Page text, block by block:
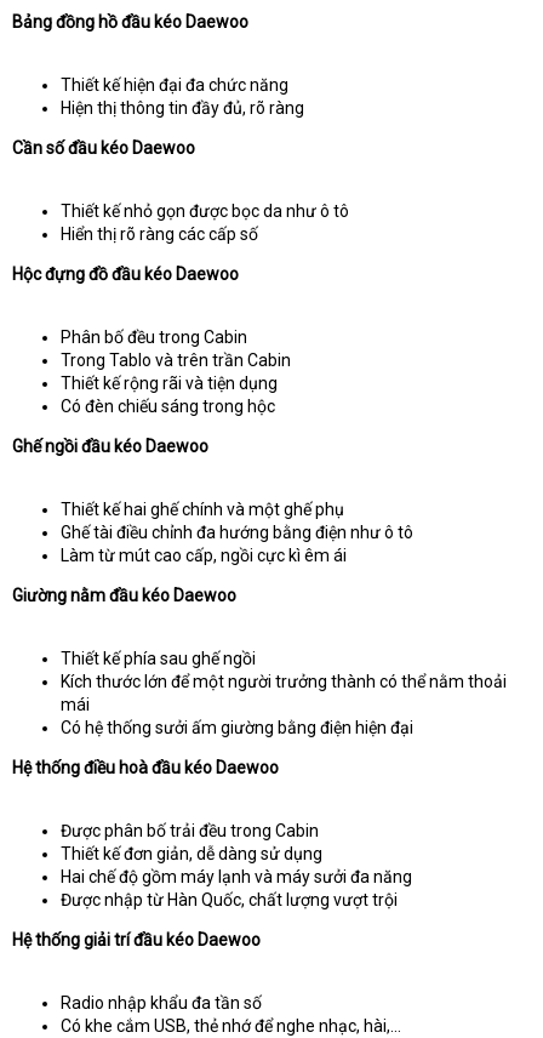
Bảng đồng hồ đầu kéo Daewoo
Thiết kế hiện đại đa chức năng
Hiện thị thông tin đầy đủ, rõ ràng
Cần số đầu kéo Daewoo
Thiết kế nhỏ gọn được bọc da như ô tô
Hiển thị rõ ràng các cấp số
Hộc đựng đồ đầu kéo Daewoo
Phân bố đều trong Cabin
Trong Tablo và trên trần Cabin
Thiết kế rộng rãi và tiện dụng
Có đèn chiếu sáng trong hộc
Ghế ngồi đầu kéo Daewoo
Thiết kế hai ghế chính và một ghế phụ
Ghế tài điều chỉnh đa hướng bằng điện như ô tô
Làm từ mút cao cấp, ngồi cực kì êm ái
Giường nằm đầu kéo Daewoo
Thiết kế phía sau ghế ngồi
Kích thước lớn để một người trưởng thành có thể nằm thoải
mái
Có hệ thống sưởi ấm giường bằng điện hiện đại
Hệ thống điều hoà đầu kéo Daewoo
Được phân bố trải đều trong Cabin
Thiết kế đơn giản, dễ dàng sử dụng
Hai chế độ gồm máy lạnh và máy sưởi đa năng
Được nhập từ Hàn Quốc, chất lượng vượt trội
Hệ thống giải trí đầu kéo Daewoo
Radio nhập khẩu đa tần số
Có khe cắm USB, thẻ nhớ để nghe nhạc, hài,…